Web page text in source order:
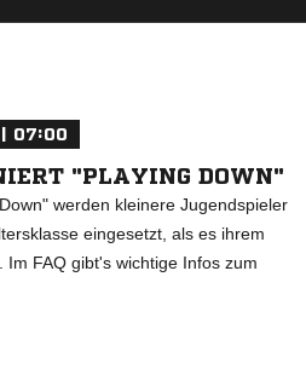
| 07:00
"PLAYING DOWN"
werden kleinere Jugendspieler
eingesetzt, als es ihrem
FAQ gibt's wichtige Infos zum